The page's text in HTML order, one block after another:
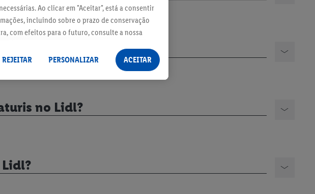
artificiais?
no Lidl?
Ao clicar em "Aceitar", está a consentir
incluindo sobre o prazo de conservação
com efeitos para o futuro, consulte a nossa
REJEITAR
PERSONALIZAR ACEITAR